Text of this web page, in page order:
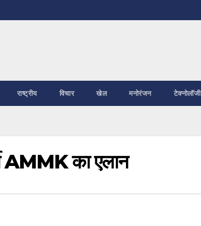
राष्ट्रीय विचार खेल मनोरंजन टेक्नोलॉजी
AMMK का एलान